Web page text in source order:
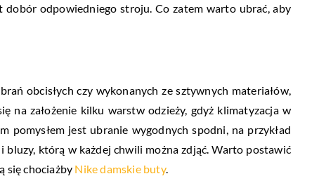
odpowiedniego stroju. Co zatem warto ubrać, aby
obcisłych czy wykonanych ze sztywnych materiałów,
na założenie kilku warstw odzieży, gdyż klimatyzacja w
pomysłem jest ubranie wygodnych spodni, na przykład
którą w każdej chwili można zdjąć. Warto postawić
się chociażby Nike damskie buty.